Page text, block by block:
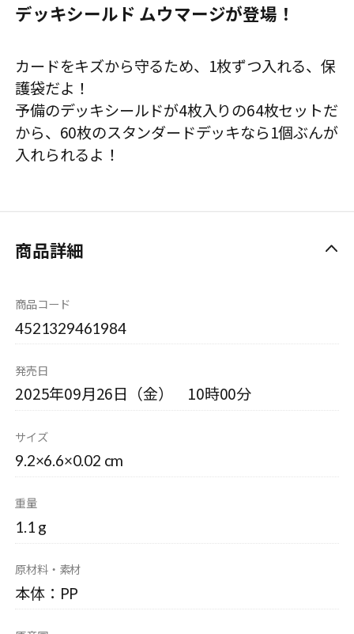
デッキシールド ムウマージが登場！
カードをキズから守るため、1枚ずつ入れる、保
護袋だよ！
予備のデッキシールドが4枚入りの64枚セットだ
から、60枚のスタンダードデッキなら1個ぶんが
入れられるよ！
商品詳細
商品コード
4521329461984
発売日
2025年09月26日（金） 10時00分
サイズ
9.2×6.6×0.02 cm
重量
1.1 g
原材料・素材
本体：PP